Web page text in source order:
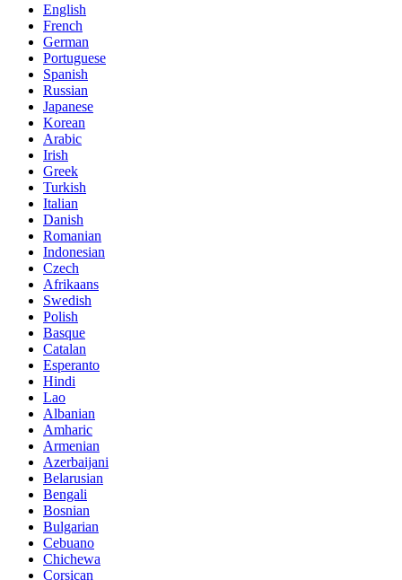
English
French
German
Portuguese
Spanish
Russian
Japanese
Korean
Arabic
Irish
Greek
Turkish
Italian
Danish
Romanian
Indonesian
Czech
Afrikaans
Swedish
Polish
Basque
Catalan
Esperanto
Hindi
Lao
Albanian
Amharic
Armenian
Azerbaijani
Belarusian
Bengali
Bosnian
Bulgarian
Cebuano
Chichewa
Corsican